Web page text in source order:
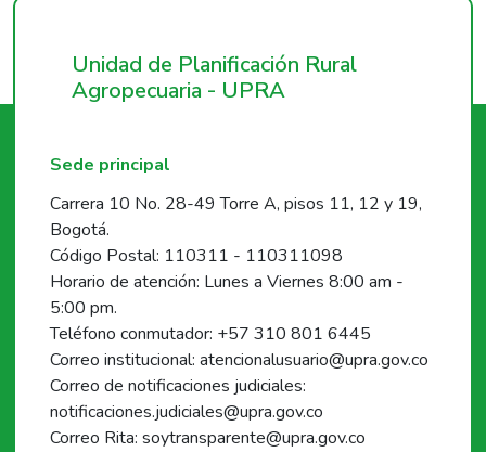
Unidad de Planificación Rural
Agropecuaria - UPRA
Sede principal
Carrera 10 No. 28-49 Torre A, pisos 11, 12 y 19,
Bogotá.
Código Postal: 110311 - 110311098
Horario de atención: Lunes a Viernes 8:00 am -
5:00 pm.
Teléfono conmutador: +57 310 801 6445
Correo institucional: atencionalusuario@upra.gov.co
Correo de notificaciones judiciales:
notificaciones.judiciales@upra.gov.co
Correo Rita: soytransparente@upra.gov.co